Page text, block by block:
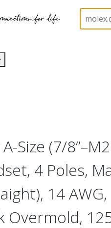
Industrial Cable
Size (7/
4 Poles,
14 AWG,
Overmold,